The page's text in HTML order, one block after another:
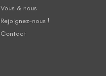
Vous & nous
Rejoignez-nous !
Contact